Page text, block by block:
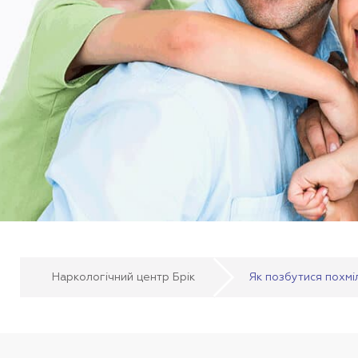
Наркологічний центр Брік Як позбутися